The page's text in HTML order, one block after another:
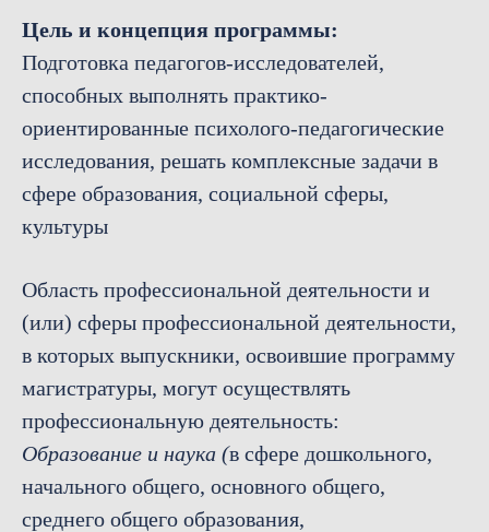
Цель и концепция программы:
Подготовка педагогов-исследователей,
способных выполнять практико-
ориентированные психолого-педагогические
исследования, решать комплексные задачи в
сфере образования, социальной сферы,
культуры
Область профессиональной деятельности и
(или) сферы профессиональной деятельности,
в которых выпускники, освоившие программу
магистратуры, могут осуществлять
профессиональную деятельность:
Образование и наука (в сфере дошкольного,
начального общего, основного общего,
среднего общего образования,